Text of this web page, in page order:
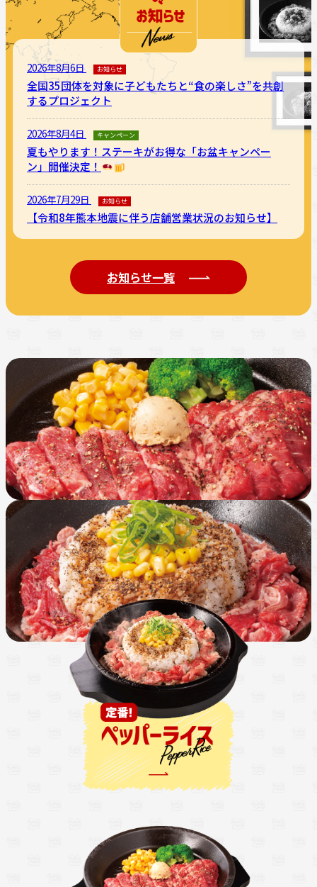
2026年8月6日 お知らせ
全国35団体を対象に子どもたちと“食の楽しさ”を共創
するプロジェクト
2026年8月4日 キャンペーン
夏もやります！ステーキがお得な「お盆キャンペー
ン」開催決定！
2026年7月29日 お知らせ
【令和8年熊本地震に伴う店舗営業状況のお知らせ】
お知らせ一覧